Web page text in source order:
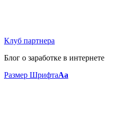
Клуб партнера
Блог о заработке в интернете
Размер ШрифтаAa